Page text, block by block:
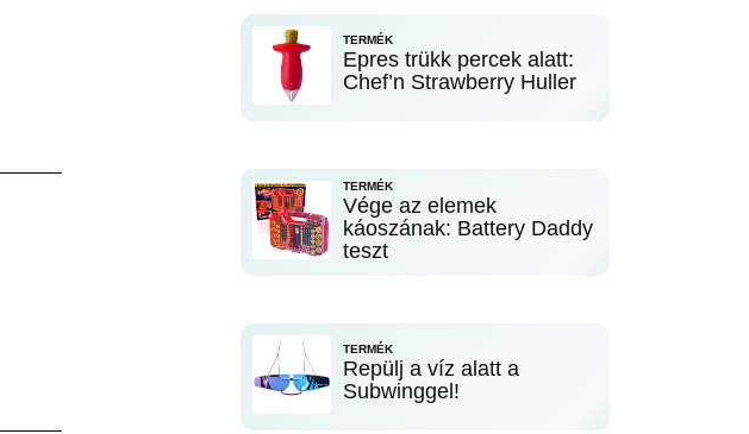
TERMÉK
Epres trükk percek alatt:
Chef’n Strawberry Huller
TERMÉK
Vége az elemek
káoszának: Battery Daddy
teszt
TERMÉK
Repülj a víz alatt a
Subwinggel!